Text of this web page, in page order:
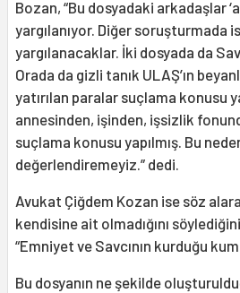
Bozan, “Bu dosyadaki arkadaşlar
yargılanıyor. Diğer soruşturmada
yargılanacaklar. İki dosyada da
Orada da gizli tanık ULAŞ’ın
yatırılan paralar suçlama konusu
annesinden, işinden, işsizlik
suçlama konusu yapılmış. Bu
değerlendiremeyiz.” dedi.
Avukat Çiğdem Kozan ise söz
kendisine ait olmadığını
“Emniyet ve Savcının kurduğu
Bu dosyanın ne şekilde